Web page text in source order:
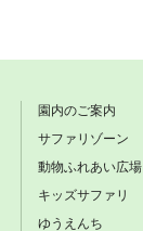
園内のご案内
サファリゾーン
動物ふれあい広場
キッズサファリ
ゆうえんち